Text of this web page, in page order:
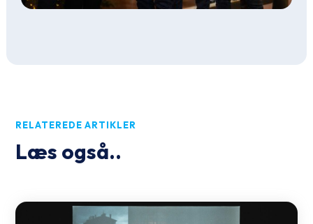
RELATEREDE ARTIKLER
Læs også..